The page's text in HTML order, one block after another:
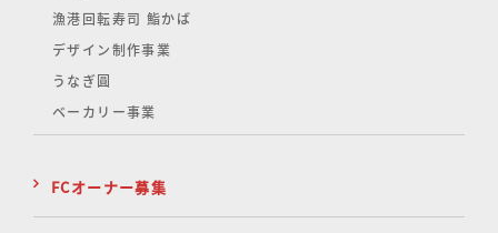
漁港回転寿司 鮨かば
デザイン制作事業
うなぎ圓
ベーカリー事業
FCオーナー募集